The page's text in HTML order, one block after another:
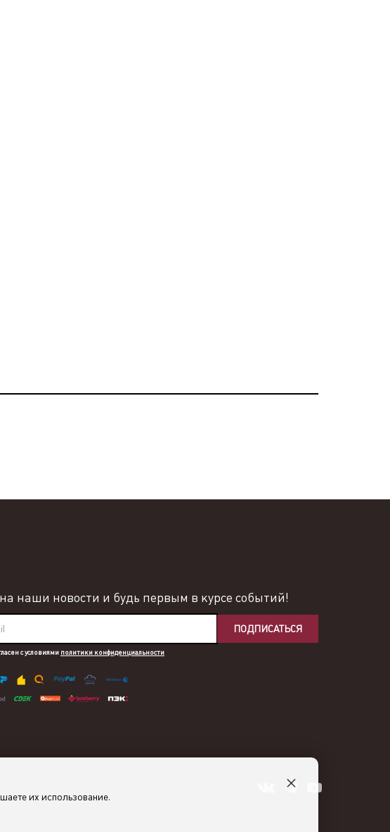
наши новости и будь первым в курсе событий!
ПОДПИСАТЬСЯ
с условиями политики конфиденциальности
их использование.
×